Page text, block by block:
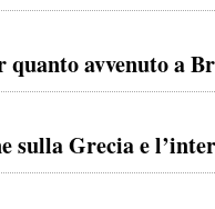
quanto avvenuto a
sulla Grecia e